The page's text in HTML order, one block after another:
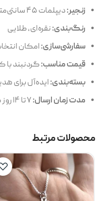
زنجیر:دیپلمات ۴۵ سانتی‌متری (شیک و مقاوم)
رنگ‌بندی:نقره‌ای، طلایی
سفارشی‌سازی:امکان
قیمت مناسب:گردنبند
بسته‌بندی:ایده‌آل برای
مدت زمان ارسال:
محصولات مرتبط